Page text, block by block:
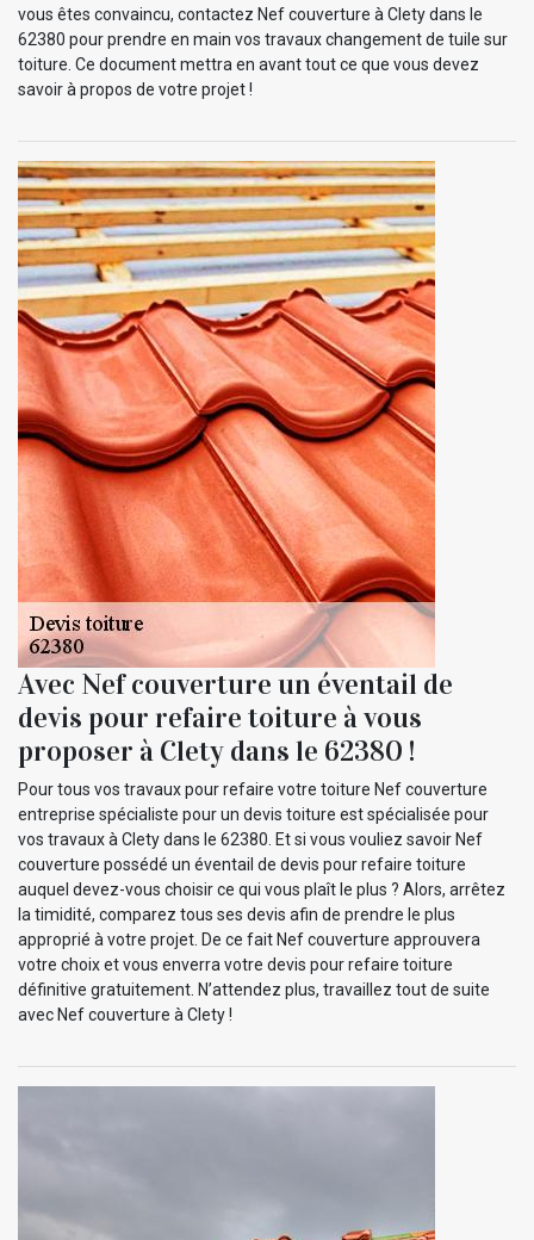
vous êtes convaincu, contactez Nef couverture à Clety dans le
62380 pour prendre en main vos travaux changement de tuile sur
toiture. Ce document mettra en avant tout ce que vous devez
savoir à propos de votre projet !
Avec Nef couverture un éventail de
devis pour refaire toiture à vous
proposer à Clety dans le 62380 !
Pour tous vos travaux pour refaire votre toiture Nef couverture
entreprise spécialiste pour un devis toiture est spécialisée pour
vos travaux à Clety dans le 62380. Et si vous vouliez savoir Nef
couverture possédé un éventail de devis pour refaire toiture
auquel devez-vous choisir ce qui vous plaît le plus ? Alors, arrêtez
la timidité, comparez tous ses devis afin de prendre le plus
approprié à votre projet. De ce fait Nef couverture approuvera
votre choix et vous enverra votre devis pour refaire toiture
définitive gratuitement. N’attendez plus, travaillez tout de suite
avec Nef couverture à Clety !